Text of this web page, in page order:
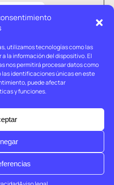
utilizamos tecnologías como las
la información del dispositivo. El
nos permitirá procesar datos como
identificaciones únicas en este
puede afectar
y funciones.
2026
legal
privacidad
cookies